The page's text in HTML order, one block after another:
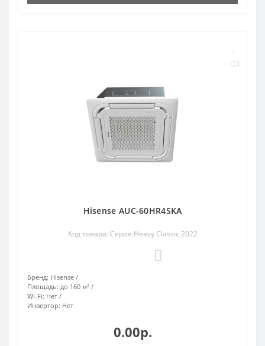
Hisense AUC-60HR4SKA
Код товара: Серия Heavy Classic 2022
Бренд: Hisense
Площадь: до 160 м²
Wi-Fi: Нет
Инвертор: Нет
0.00р.